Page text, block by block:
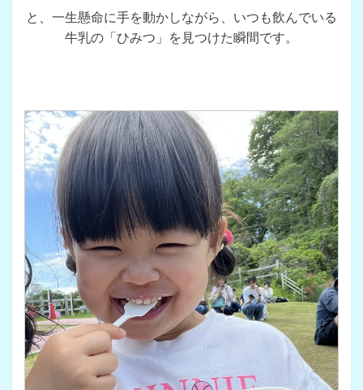
と、一生懸命に手を動かしながら、いつも飲んでいる
牛乳の「ひみつ」を見つけた瞬間です。